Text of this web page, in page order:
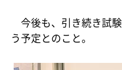
今後も、引き続き試
う予定とのこと。